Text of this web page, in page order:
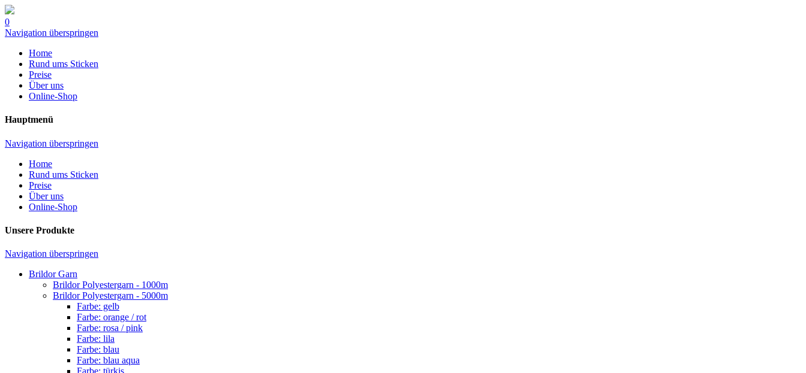
0
Navigation überspringen
Home
Rund ums Sticken
Preise
Über uns
Online-Shop
Hauptmenü
Navigation überspringen
Home
Rund ums Sticken
Preise
Über uns
Online-Shop
Unsere Produkte
Navigation überspringen
Brildor Garn
Brildor Polyestergarn - 1000m
Brildor Polyestergarn - 5000m
Farbe: gelb
Farbe: orange / rot
Farbe: rosa / pink
Farbe: lila
Farbe: blau
Farbe: blau aqua
Farbe: türkis